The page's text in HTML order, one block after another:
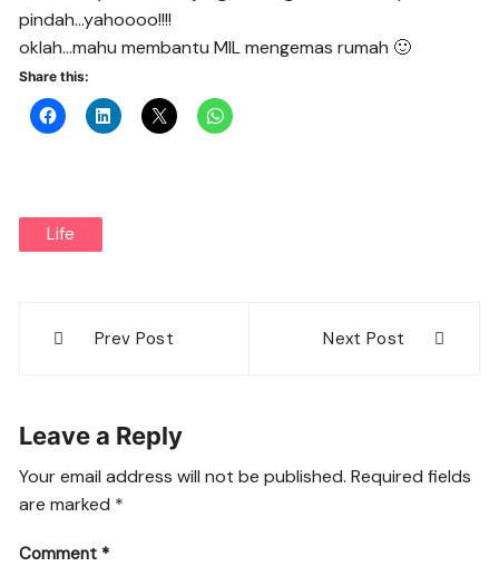
pindah…yahoooo!!!!
oklah…mahu membantu MIL mengemas rumah 🙂
Share this:
Life
navigation
Prev Post Next Post
Leave a Reply
Your email address will not be published. Required fields
are marked *
Comment *